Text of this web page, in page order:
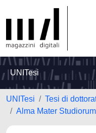
UNITesi
UNITesi
Tesi di
Alma Mater